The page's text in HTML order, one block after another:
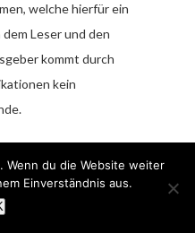
welche hierfür ein
Leser und den
kommt durch
kein
ein Angebot
Erwerb oder Verkauf
Wenn du die Website weiter
Einverständnis aus.